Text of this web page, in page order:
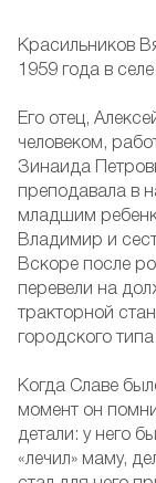
Красильников
1959 года в
Его отец,
человеком,
Зинаида
преподавала в
младшим
Владимир и
Вскоре после
перевели на
тракторной
городского
Когда Славе
момент он
детали: у него
«лечил» маму,